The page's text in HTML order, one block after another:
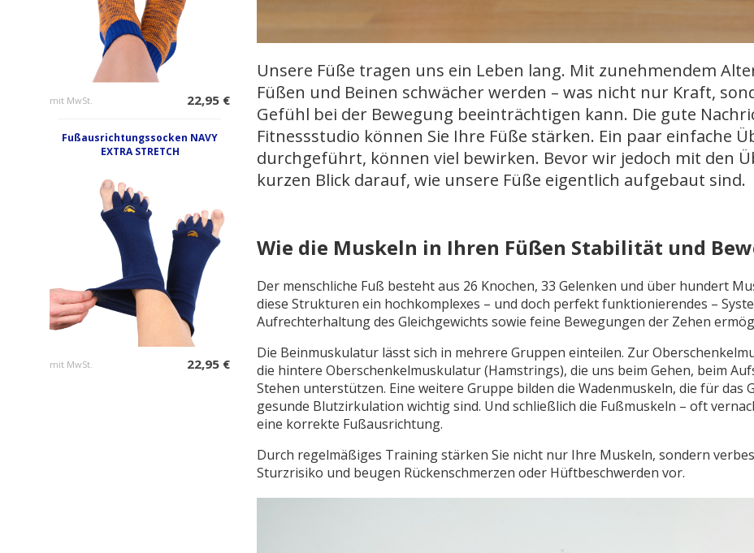
mit MwSt. 22,95 €
Fußausrichtungssocken NAVY
EXTRA STRETCH
mit MwSt. 22,95 €
Unsere Füße tragen uns ein Leben lang. Mit zunehmendem
Füßen und Beinen schwächer werden – was nicht nur Kraft,
Gefühl bei der Bewegung beeinträchtigen kann. Die gute
Fitnessstudio können Sie Ihre Füße stärken. Ein paar einfache
durchgeführt, können viel bewirken. Bevor wir jedoch mit den
kurzen Blick darauf, wie unsere Füße eigentlich aufgebaut sind.
Wie die Muskeln in Ihren Füßen Stabilität und
Der menschliche Fuß besteht aus 26 Knochen, 33 Gelenken und über hundert
diese Strukturen ein hochkomplexes – und doch perfekt funktionierendes –
Aufrechterhaltung des Gleichgewichts sowie feine Bewegungen der Zehen
Die Beinmuskulatur lässt sich in mehrere Gruppen einteilen. Zur
die hintere Oberschenkelmuskulatur (Hamstrings), die uns beim Gehen, beim
Stehen unterstützen. Eine weitere Gruppe bilden die Wadenmuskeln, die für das
gesunde Blutzirkulation wichtig sind. Und schließlich die Fußmuskeln – oft
eine korrekte Fußausrichtung.
Durch regelmäßiges Training stärken Sie nicht nur Ihre Muskeln, sondern
Sturzrisiko und beugen Rückenschmerzen oder Hüftbeschwerden vor.